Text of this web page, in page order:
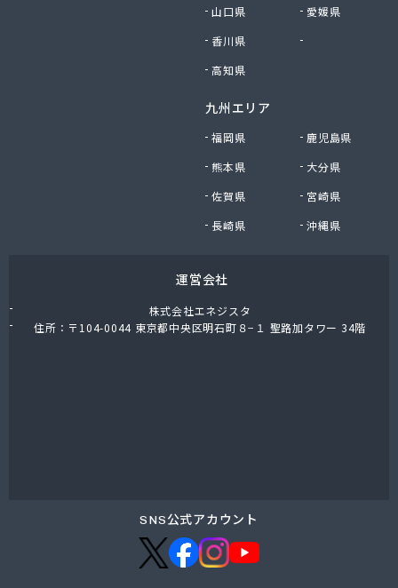
有限会社大内商店ビックイン
鈴与商事株式会社 松本支店 くらしサポート課
山口県
愛媛県
香川県
高知県
九州エリア
福岡県
鹿児島県
熊本県
大分県
佐賀県
宮崎県
長崎県
沖縄県
運営会社
株式会社エネジスタ
住所：〒104-0044 東京都中央区明石町８−１ 聖路加タワー 34階
SNS公式アカウント